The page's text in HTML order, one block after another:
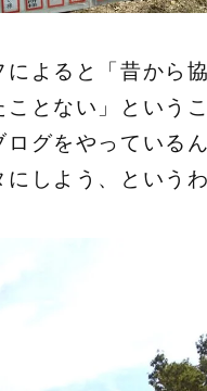
よると「昔から
ことない」という
ログをやっている
にしよう、という